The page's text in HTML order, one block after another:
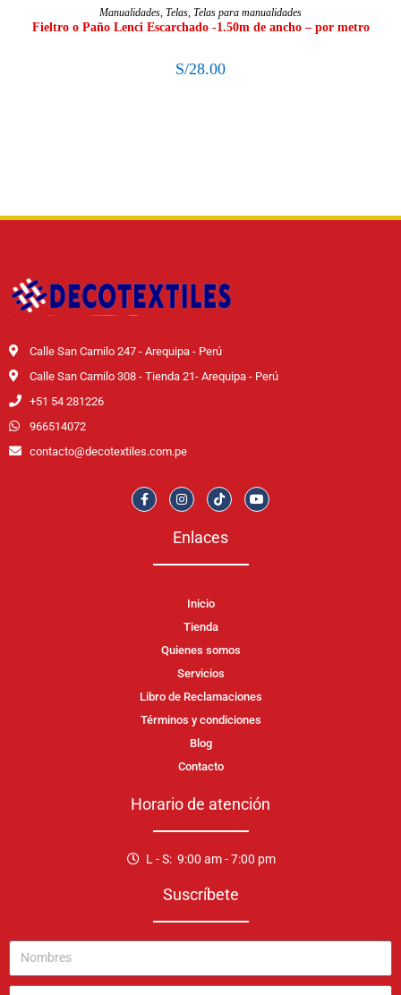
SELECCIONAR OPCIONES
Manualidades, Telas, Telas para manualidades
Fieltro o Paño Lenci Escarchado -1.50m de ancho – por metro
S/28.00
Calle San Camilo 247 - Arequipa - Perú
Calle San Camilo 308 - Tienda 21- Arequipa - Perú
+51 54 281226
966514072
contacto@decotextiles.com.pe
Enlaces
Inicio
Tienda
Quienes somos
Servicios
Libro de Reclamaciones
Términos y condiciones
Blog
Contacto
Horario de atención
L - S: 9:00 am - 7:00 pm
Suscríbete